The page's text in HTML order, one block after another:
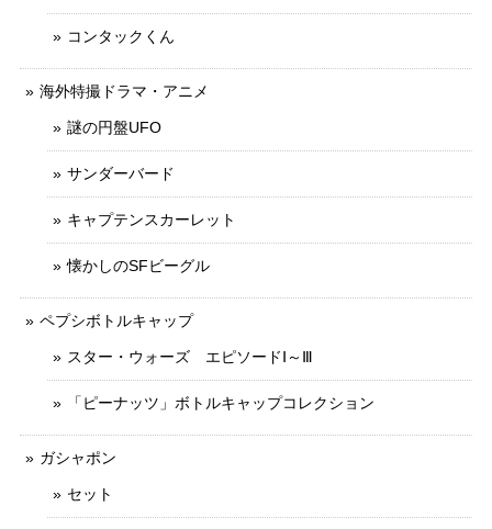
コンタックくん
海外特撮ドラマ・アニメ
謎の円盤UFO
サンダーバード
キャプテンスカーレット
懐かしのSFビーグル
ペプシボトルキャップ
スター・ウォーズ エピソードⅠ～Ⅲ
「ピーナッツ」ボトルキャップコレクション
ガシャポン
セット